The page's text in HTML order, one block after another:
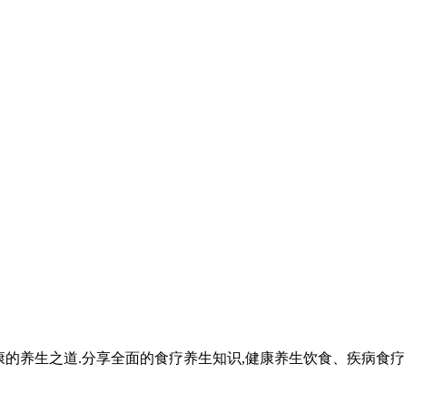
养生之道.分享全面的食疗养生知识,健康养生饮食、疾病食疗